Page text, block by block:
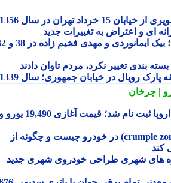
تهران در سال 1356
و اعتراض به تغییرات جدید
عکس| سفر به گذشته؛ بیک ایمانوردی و مهدی فخیم زاده در 38 و 32
بندی تغییر نکرد، مردم تاوان دادند
در خیابان جمهوری؛ سال 1339
جیلی E2 الکتریکی در اروپا ثبت نام شد؛ قیمت آغازی 19,490 یورو و
منطقه خرد شونده (crumple zone) در خودرو چیست و چگونه از
های شهری طراحی خودروی شهری جدید